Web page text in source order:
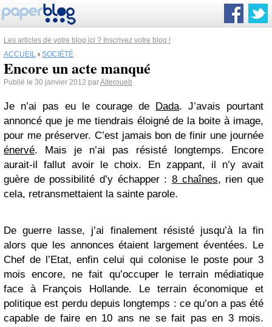
Les articles de votre blog ici ? Inscrivez votre blog !
ACCUEIL › SOCIÉTÉ
Encore un acte manqué
Publié le 30 janvier 2012 parAlteroueb
Je n’ai pas eu le courage de Dada. J’avais pourtant
annoncé que je me tiendrais éloigné de la boite à image,
pour me préserver. C’est jamais bon de finir une journée
énervé. Mais je n’ai pas résisté longtemps. Encore
aurait-il fallut avoir le choix. En zappant, il n’y avait
guère de possibilité d’y échapper : 8 chaînes, rien que
cela, retransmettaient la sainte parole.
De guerre lasse, j’ai finalement résisté jusqu’à la fin
alors que les annonces étaient largement éventées. Le
Chef de l’Etat, enfin celui qui colonise le poste pour 3
mois encore, ne fait qu’occuper le terrain médiatique
face à François Hollande. Le terrain économique et
politique est perdu depuis longtemps : ce qu’on a pas été
capable de faire en 10 ans ne se fait pas en 3 mois.